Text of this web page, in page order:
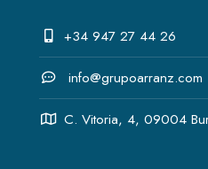
+34 947 27 44 26
info@grupoarranz.com
C. Vitoria, 4, 09004